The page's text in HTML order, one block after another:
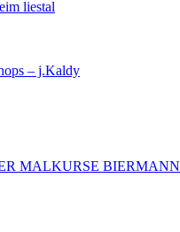
liestal
– j.Kaldy
MALKURSE BIERMANN